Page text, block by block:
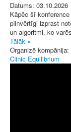
Datums: 03.10.2026
Kāpēc šī
pilnvērtīgi izprast
un algoritmi, ko
Tālāk »
Organizē kompānija:
Clinic Equilibrium